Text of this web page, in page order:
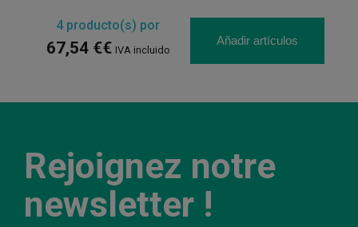
4producto(s) por
67,54 €€ IVA incluido
Añadir artículos
Rejoignez notre
newsletter !